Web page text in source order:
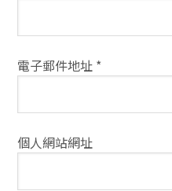
電子郵件地址 *
個人網站網址